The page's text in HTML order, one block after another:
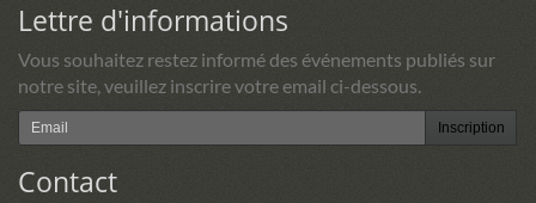
Lettre d'informations
Vous souhaitez restez informé des événements publiés sur
notre site, veuillez inscrire votre email ci-dessous.
Inscription
Contact